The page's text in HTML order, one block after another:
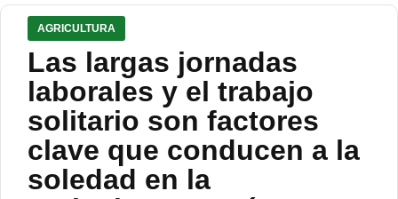
AGRICULTURA
Las largas jornadas
laborales y el trabajo
solitario son factores
clave que conducen a la
soledad en la